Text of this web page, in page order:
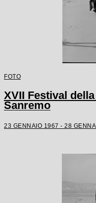
FOTO
XVII Festival
Sanremo
23 GENNAIO 1967 - 28